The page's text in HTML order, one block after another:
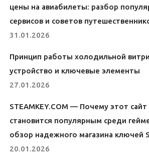
цены на авиабилеты: разбор
сервисов и советов
31.01.2026
Принцип работы холодильной
устройство и ключевые элементы
27.01.2026
STEAMKEY.COM — Почему этот сайт
становится популярным среди
обзор надежного магазина ключей
20.01.2026